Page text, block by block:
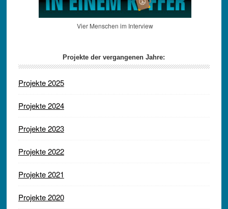
Vier Menschen im Interview
Projekte der vergangenen Jahre:
Projekte 2025
Projekte 2024
Projekte 2023
Projekte 2022
Projekte 2021
Projekte 2020